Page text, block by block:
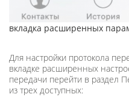
вкладка расширенных
Для настройки протокола
вкладке расширенных
передачи перейти в раздел
из трех доступных: